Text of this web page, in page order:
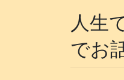
人生
でお